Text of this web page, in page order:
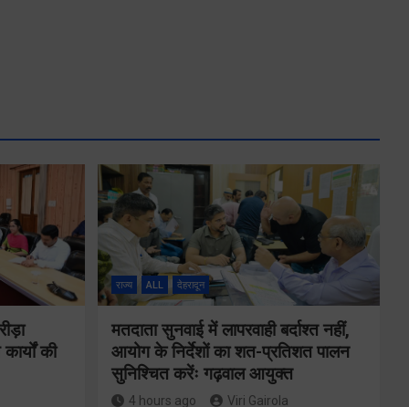
की
राज्य ALL देहरादून
मतदाता सुनवाई में लापरवाही बर्दाश्त नहीं,
आयोग के निर्देशों का शत-प्रतिशत पालन
सुनिश्चित करेंः गढ़वाल आयुक्त
4 hours ago Viri Gairola